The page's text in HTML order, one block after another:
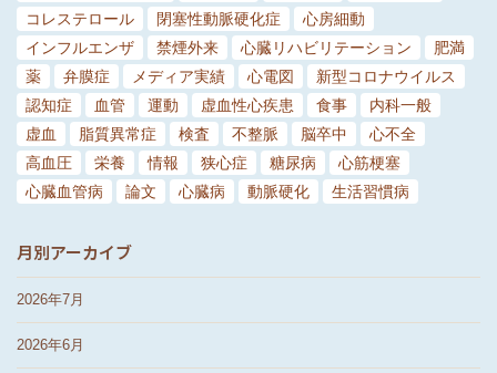
コレステロール
閉塞性動脈硬化症
心房細動
インフルエンザ
禁煙外来 心臓リハビリテーション
肥満
薬
弁膜症 メディア実績 心電図
新型コロナウイルス
認知症
血管 運動 虚血性心疾患 食事
内科一般
虚血
脂質異常症 検査 不整脈 脳卒中
心不全
高血圧
栄養 情報 狭心症 糖尿病
心筋梗塞
心臓血管病
論文 心臓病 動脈硬化 生活習慣病
月別アーカイブ
2026年7月
2026年6月